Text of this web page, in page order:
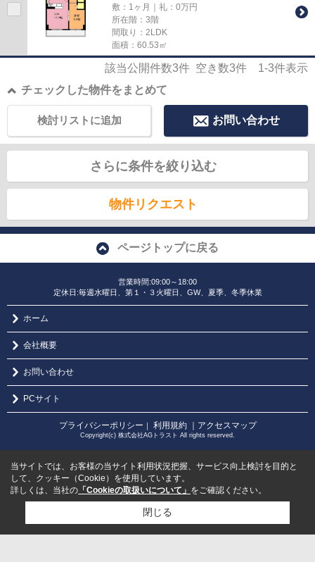
敷：1ヶ月｜礼：0万円
所在階：3階
間取り：2LDK
面積：60.53㎡
該当公開件数3件 空き数3件 1-3件表示
チェックした物件をまとめて
お問い合わせ
検討リストに追加
さらに条件を絞り込む
物件リクエスト
ページトップに戻る
営業時間:09:00～18:00
定休日:毎週水曜日、第１・３火曜日、GW、夏季、冬季休業
ホーム
会社概要
お問い合わせ
PCサイト
プライバシーポリシー ｜ 利用規約 ｜アクセスマップ
Copyright(c) 株式会社AGトラスト All rights reserved.
当サイトでは、お客様の当サイト利用状況把握、サービス向上検討を目的と
して、クッキー（Cookie）を使用しています。
詳しくは、当社の 「Cookieの取扱いについて」 をご確認ください。
閉じる